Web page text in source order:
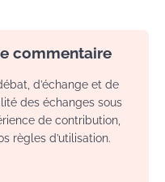
commentaire
d’échange et de
des échanges sous
de contribution,
règles d’utilisation.